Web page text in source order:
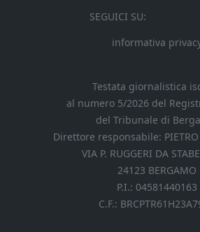
SEGUICI SU:
informativa
Testata giornalistica
al numero 5/2026 del
del Tribunale di
Direttore responsabile: PIETRO
VIA P. RUGGERI DA
24123 BERGAMO
P.I.: 04581440163
C.F.: